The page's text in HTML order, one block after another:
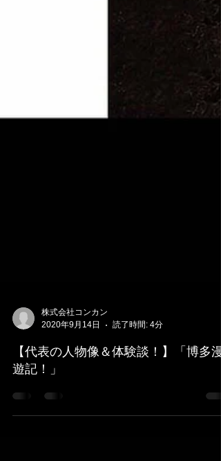
2020年9月14日
読了時間: 4分
【代表の人物像＆体験談！】「博多漫
遊記！」